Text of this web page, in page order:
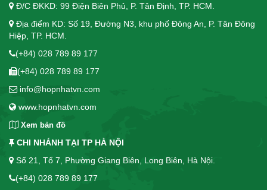
Đ/C ĐKKD: 99 Điện Biên Phủ, P. Tân Định, TP. HCM.
Địa điểm KD: Số 19, Đường N3, khu phố Đông An, P. Tân Đông
Hiệp, TP. HCM.
(+84) 028 789 89 177
(+84) 028 789 89 177
info@hopnhatvn.com
www.hopnhatvn.com
Xem bản đồ
CHI NHÁNH TẠI TP HÀ NỘI
Số 21, Tổ 7, Phường Giang Biên, Long Biên, Hà Nội.
(+84) 028 789 89 177